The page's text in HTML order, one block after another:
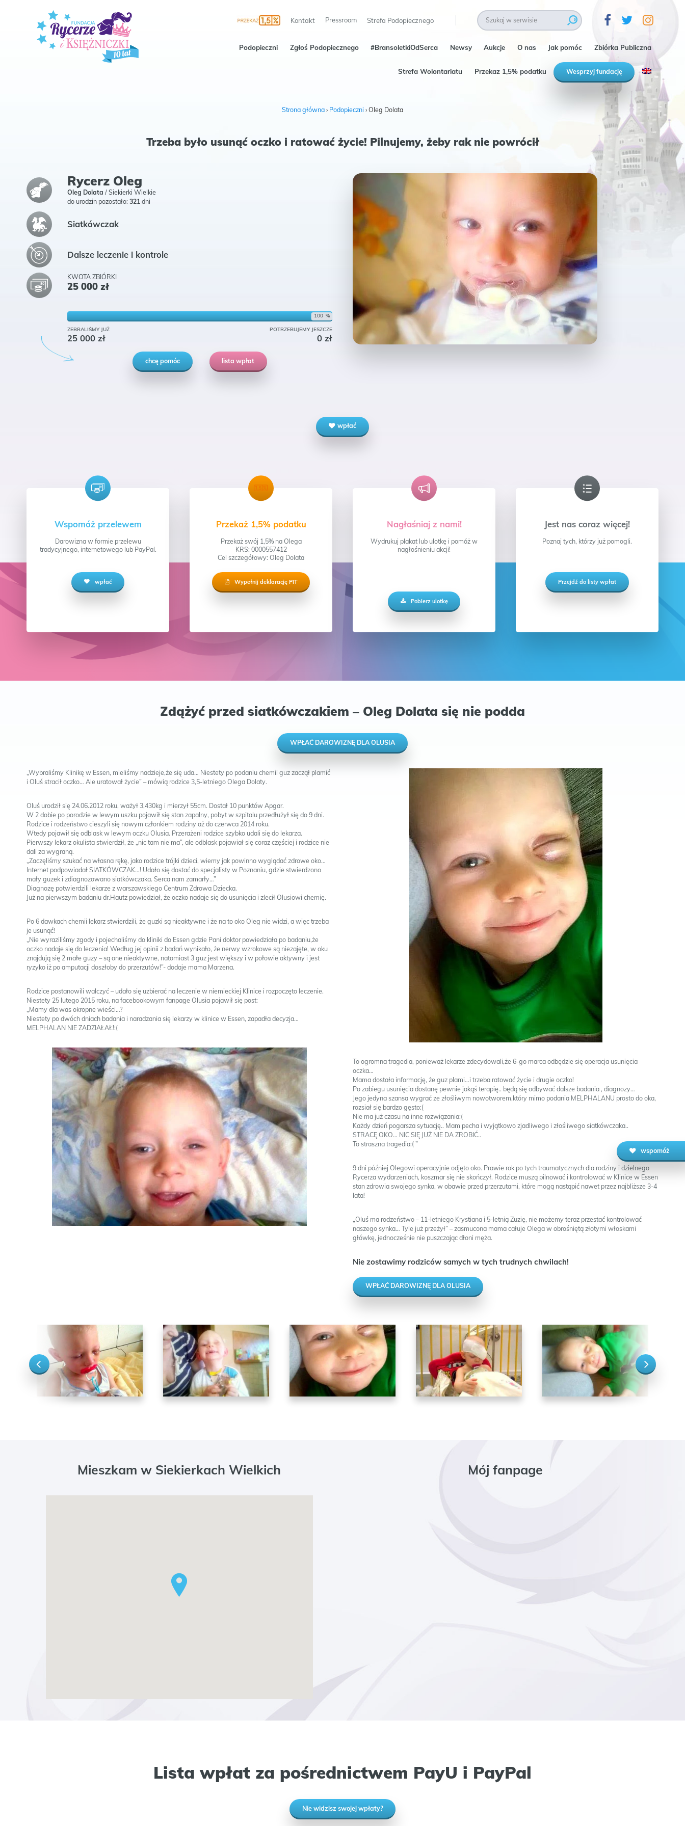
Kontakt Pressroom Strefa Podopiecznego
Podopieczni Zgłoś Podopiecznego #BransoletkiOdSerca Newsy Aukcje O nas Jak pomóc Zbiórka Publiczna
Strefa Wolontariatu Przekaz 1,5% podatku Wesprzyj fundację
Strona główna › Podopieczni › Oleg Dolata
Trzeba było usunąć oczko i ratować życie! Pilnujemy, żeby rak nie powrócił
Rycerz Oleg
Oleg Dolata / Siekierki Wielkie
do urodzin pozostało: 321 dni
Siatkówczak
Dalsze leczenie i kontrole
KWOTA ZBIÓRKI
25 000 zł
100 %
ZEBRALIŚMY JUŻ
25 000 zł
POTRZEBUJEMY JESZCZE
0 zł
chcę pomóc lista wpłat
wpłać
Wspomóż przelewem
Darowizna w formie przelewu
tradycyjnego, internetowego lub PayPal.
wpłać
Przekaż 1,5% podatku
Przekaż swój 1,5% na Olega
KRS: 0000557412
Cel szczegółowy: Oleg Dolata
Wypełnij deklarację PIT
Nagłaśniaj z nami!
Wydrukuj plakat lub ulotkę i pomóż w
nagłośnieniu akcji!
Pobierz ulotkę
Jest nas coraz więcej!
Poznaj tych, którzy już pomogli.
Przejdź do listy wpłat
Zdążyć przed siatkówczakiem – Oleg Dolata się nie podda
WPŁAĆ DAROWIZNĘ DLA OLUSIA
„Wybraliśmy Klinikę w Essen, mieliśmy nadzieje,że się uda… Niestety po podaniu chemii guz zaczął plamić
i Oluś stracił oczko… Ale uratował życie” – mówią rodzice 3,5-letniego Olega Dolaty.
Oluś urodził się 24.06.2012 roku, ważył 3,430kg i mierzył 55cm. Dostał 10 punktów Apgar.
W 2 dobie po porodzie w lewym uszku pojawił się stan zapalny, pobyt w szpitalu przedłużył się do 9 dni.
Rodzice i rodzeństwo cieszyli się nowym członkiem rodziny aż do czerwca 2014 roku.
Wtedy pojawił się odblask w lewym oczku Olusia. Przerażeni rodzice szybko udali się do lekarza.
Pierwszy lekarz okulista stwierdził, że „nic tam nie ma”, ale odblask pojawiał się coraz częściej i rodzice nie
dali za wygraną.
„Zaczęliśmy szukać na własna rękę, jako rodzice trójki dzieci, wiemy jak powinno wyglądać zdrowe oko…
Internet podpowiadał SIATKÓWCZAK…! Udało się dostać do specjalisty w Poznaniu, gdzie stwierdzono
mały guzek i zdiagnozowano siatkówczaka. Serca nam zamarły…”
Diagnozę potwierdzili lekarze z warszawskiego Centrum Zdrowa Dziecka.
Już na pierwszym badaniu dr.Hautz powiedział, że oczko nadaje się do usunięcia i zlecił Olusiowi chemię.
Po 6 dawkach chemii lekarz stwierdzili, że guzki są nieaktywne i że na to oko Oleg nie widzi, a więc trzeba
je usunąć!
„Nie wyraziliśmy zgody i pojechaliśmy do kliniki do Essen gdzie Pani doktor powiedziała po badaniu,że
oczko nadaje się do leczenia! Według jej opinii z badań wynikało, że nerwy wzrokowe są niezajęte, w oku
znajdują się 2 małe guzy – są one nieaktywne, natomiast 3 guz jest większy i w połowie aktywny i jest
ryzyko iż po amputacji doszłoby do przerzutów!”- dodaje mama Marzena.
Rodzice postanowili walczyć – udało się uzbierać na leczenie w niemieckiej Klinice i rozpoczęto leczenie.
Niestety 25 lutego 2015 roku, na facebookowym fanpage Olusia pojawił się post:
„Mamy dla was okropne wieści…?
Niestety po dwóch dniach badania i naradzania się lekarzy w klinice w Essen, zapadła decyzja…
MELPHALAN NIE ZADZIAŁAŁ!:(
To ogromna tragedia, ponieważ lekarze zdecydowali,że 6-go marca odbędzie się operacja usunięcia
oczka…
Mama dostała informację, że guz plami…i trzeba ratować życie i drugie oczko!
Po zabiegu usunięcia dostanę pewnie jakąś terapię.. będą się odbywać dalsze badania , diagnozy…
Jego jedyna szansa wygrać ze złośliwym nowotworem,który mimo podania MELPHALANU prosto do oka,
rozsiał się bardzo gęsto:(
Nie ma już czasu na inne rozwiązania:(
Każdy dzień pogarsza sytuację.. Mam pecha i wyjątkowo zjadliwego i złośliwego siatkówczaka..
STRACĘ OKO… NIC SIĘ JUŻ NIE DA ZROBIĆ..
To straszna tragedia:( ”
9 dni później Olegowi operacyjnie odjęto oko. Prawie rok po tych traumatycznych dla rodziny i dzielnego
Rycerza wydarzeniach, koszmar się nie skończył. Rodzice muszą pilnować i kontrolować w Klinice w Essen
stan zdrowia swojego synka, w obawie przed przerzutami, które mogą nastąpić nawet przez najbliższe 3-4
lata!
„Oluś ma rodzeństwo – 11-letniego Krystiana i 5-letnią Zuzię, nie możemy teraz przestać kontrolować
naszego synka… Tyle już przeżył” – zasmucona mama całuje Olega w obrośniętą złotymi włoskami
główkę, jednocześnie nie puszczając dłoni męża.
Nie zostawimy rodziców samych w tych trudnych chwilach!
WPŁAĆ DAROWIZNĘ DLA OLUSIA
Mieszkam w Siekierkach Wielkich Mój fanpage
Lista wpłat za pośrednictwem PayU i PayPal
Nie widzisz swojej wpłaty?
wspomóż